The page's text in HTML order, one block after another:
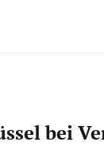
bei